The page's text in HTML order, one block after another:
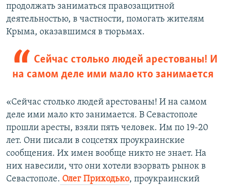
продолжать заниматься правозащитной
деятельностью, в частности, помогать жителям
Крыма, оказавшимся в тюрьмах.
Сейчас столько людей арестованы! И
на самом деле ими мало кто занимается
«Сейчас столько людей арестованы! И на самом
деле ими мало кто занимается. В Севастополе
прошли аресты, взяли пять человек. Им по 19-20
лет. Они писали в соцсетях проукраинские
сообщения. Их имен вообще никто не знает. На
них навесили, что они хотели взорвать рынок в
Севастополе. Олег Приходько, проукраинский